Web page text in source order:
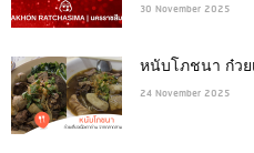
30 November 2025
หนับโภชนา ก๋วย
24 November 2025